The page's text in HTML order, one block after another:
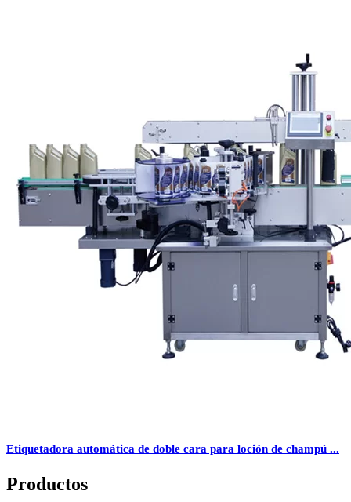
Etiquetadora automática de doble cara para loción de champú ...
Productos